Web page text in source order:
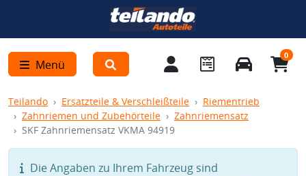
Menü
0
Teilando Ersatzteile & Verschleißteile
Riementrieb
Zahnriemen und Zubehörteile
Zahnriemensatz
SKF Zahnriemensatz VKMA 94919
Die Angaben zu Ihrem Fahrzeug sind